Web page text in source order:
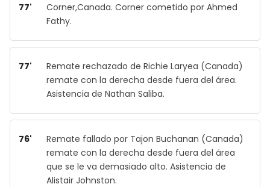
77'
Corner,Canada. Corner cometido por Ahmed
Fathy.
77'
Remate rechazado de Richie Laryea (Canada)
remate con la derecha desde fuera del área.
Asistencia de Nathan Saliba.
76'
Remate fallado por Tajon Buchanan (Canada)
remate con la derecha desde fuera del área
que se le va demasiado alto. Asistencia de
Alistair Johnston.